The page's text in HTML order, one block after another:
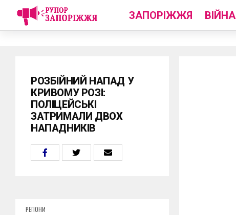
ЗАПОРІЖЖЯ ВІЙНА
РОЗБІЙНИЙ НАПАД У
КРИВОМУ РОЗІ:
ПОЛІЦЕЙСЬКІ
ЗАТРИМАЛИ ДВОХ
НАПАДНИКІВ
РЕГІОНИ